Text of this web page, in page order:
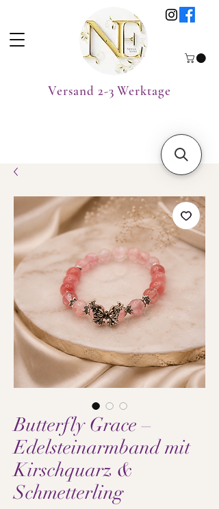
Versand 2-3 Werktage
Butterfly Grace –
Edelsteinarmband mit
Kirschquarz &
Schmetterling